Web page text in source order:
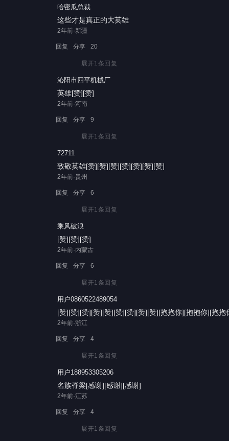
哈密瓜总裁
这些才是真正的大英雄
2年前·新疆
20
分享
回复
展开1 条回复
沁阳市四平机械厂
英雄[赞][赞]
2年前·河南
9
分享
回复
展开1 条回复
72711
致敬英雄[赞][赞][赞][赞][赞][赞][赞]
2年前·贵州
6
分享
回复
展开1 条回复
乘风破浪
[赞][赞][赞]
2年前·内蒙古
6
分享
回复
展开1 条回复
用户0860522489054
[赞][赞][赞][赞][赞][赞][赞][赞][赞][抱抱你][抱抱你][抱抱
2年前·浙江
4
分享
回复
展开1 条回复
用户188953305206
名族脊梁[感谢][感谢][感谢]
2年前·江苏
4
分享
回复
展开1 条回复